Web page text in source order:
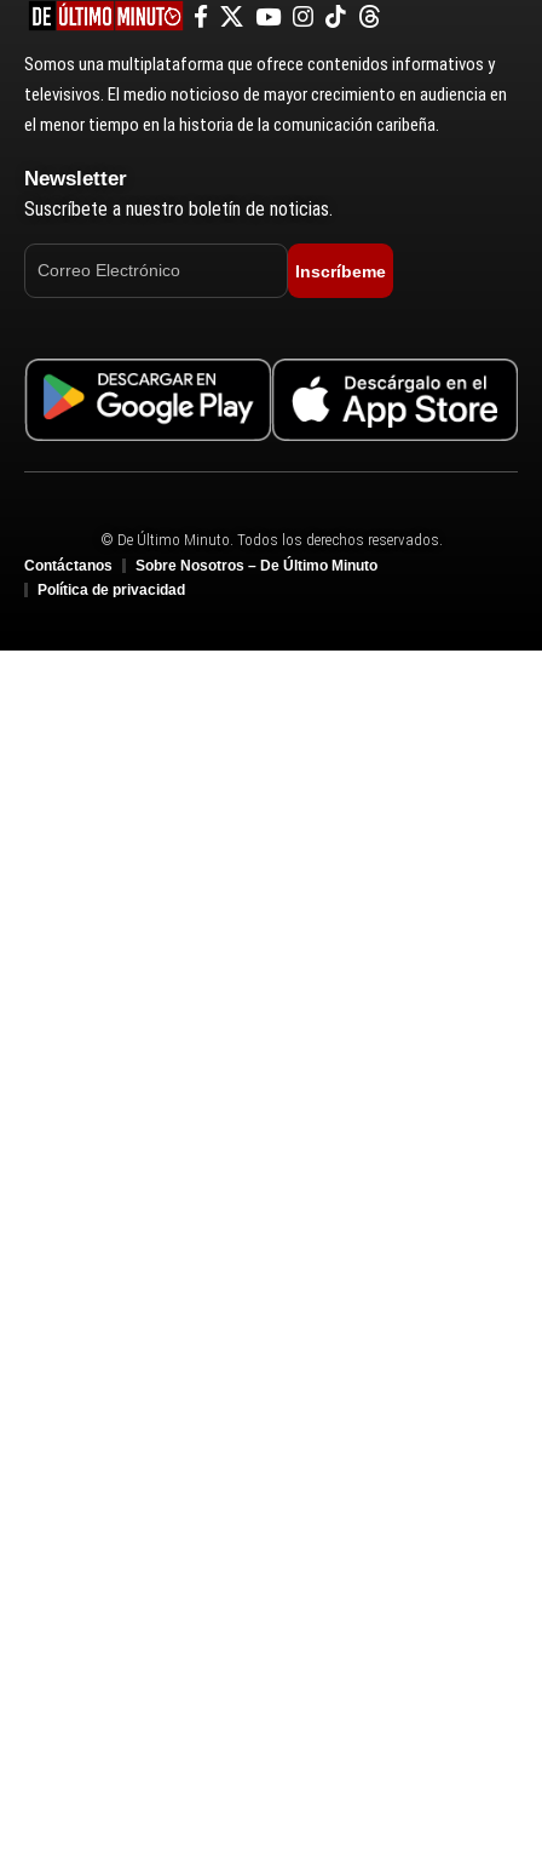
Somos una multiplataforma que ofrece contenidos informativos y
televisivos. El medio noticioso de mayor crecimiento en audiencia en
el menor tiempo en la historia de la comunicación caribeña.
Newsletter
Suscríbete a nuestro boletín de noticias.
Inscríbeme
© De Último Minuto. Todos los derechos reservados.
Contáctanos
Sobre Nosotros – De Último Minuto
Política de privacidad